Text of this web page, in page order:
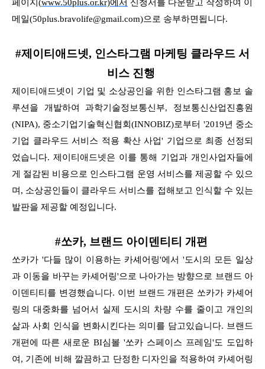
페이지(www.50plus.or.kr)에서 신청서를 다운받고 작성하여 이
메일(50plus.bravolife@gmail.com)으로 송부하면됩니다.
#제이티애드넷, 인스타그램 마케팅 클라우드 서
비스 진행
제이티애드넷이 기업 및 소상공인을 위한 인스타그램 홍보 솔
루션을 개발하여 과학기술정보통신부, 정보통신산업진흥원
(NIPA), 중소기업기술혁신협회(INNOBIZ)로부터 '2019년 중소
기업 클라우드 서비스 적용 확산 사업' 기업으로 최종 선정되
었습니다. 제이티애드넷은 이를 통해 기업과 개인사업자들에
게 절감된 비용으로 인스타그램 운영 서비스를 제공할 수 있으
며, 소상공인들이 클라우드 서비스를 접해보고 인식할 수 있는
발판을 제공할 예정입니다.
#쏘카, 브랜드 아이덴티티 개편
쏘카가 '다들 많이 이용하는 카셰어링'에서 '도시의 모든 일상
과 이동을 바꾸는 카셰어링'으로 나아가는 방향으로 브랜드 아
이덴티티를 변경했습니다. 이번 브랜드 개편은 쏘카가 카셰어
링의 대중화를 넘어서 실제 도시의 차량 수를 줄이고 개인의
삶과 사회 인식을 변화시킨다는 의미를 담고있습니다. 브랜드
개편에 따른 새로운 BI심볼 '쏘카 스페이스 프레임'도 도입하
여, 기존에 비해 깔끔하고 단정한 디자인을 적용하여 카셰어링